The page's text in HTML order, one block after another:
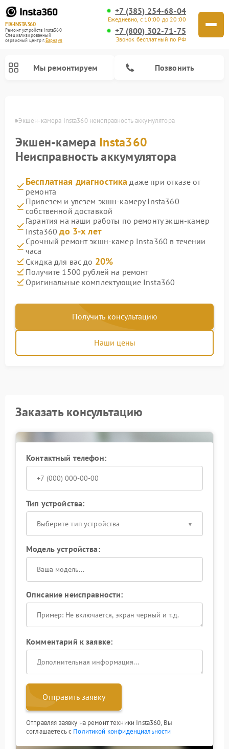
FIX-INSTA360
Ремонт устройств Insta360
Специализированный
cервисный центр г.Барнаул
+7 (385) 254-68-04
Ежедневно, с 10:00 до 20:00
+7 (800) 302-71-75
Звонок бесплатный по РФ
Мы ремонтируем Позвонить
Экшен-камера Insta360 неисправность аккумулятора
Экшен-камера Insta360
Неисправность аккумулятора
Бесплатная диагностика даже при отказе от
ремонта
Привезем и увезем экшн-камеру Insta360
собственной доставкой
Гарантия на наши работы по ремонту экшн-камер
Insta360до 3-х лет
Срочный ремонт экшн-камер Insta360 в течении
часа
Скидка для вас до 20%
Получите 1500 рублей на ремонт
Оригинальные комплектующие Insta360
Получить консультацию
Наши цены
Заказать консультацию
Контактный телефон:
Тип устройства:
Выберите тип устройства
Модель устройства:
Описание неисправности:
Комментарий к заявке:
Отправить заявку
Отправляя заявку на ремонт техники Insta360, Вы
соглашаетесь с Политикой конфиденциальности